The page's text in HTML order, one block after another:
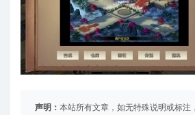
声明： 本站所有文章，如无特殊说明或标注